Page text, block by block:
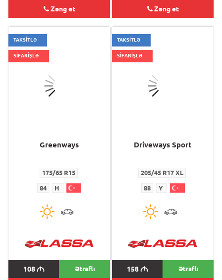
Zəng et Zəng et
TAKSİTLƏ
SİFARİŞLƏ
Greenways
175/65 R15
84 H
108M Ətraflı
TAKSİTLƏ
SİFARİŞLƏ
Driveways Sport
205/45 R17 XL
88 Y
158M Ətraflı